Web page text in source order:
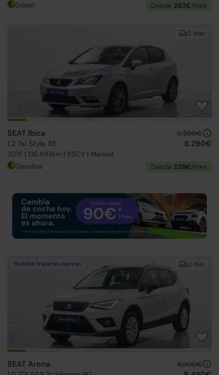
Diésel Desde 283€/mes
2 días
SEAT Ibiza
1.2 Tsi Style 85
2015 | 135.893km | 85CV | Manual
9.990€
8.290€
Gasolina Desde 239€/mes
2 días
Ruedas traseras nuevas
SEAT Arona 11.000€